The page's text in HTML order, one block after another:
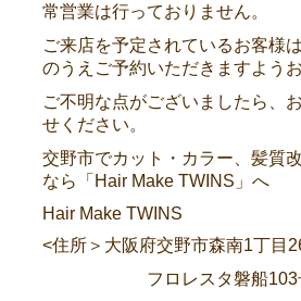
常営業は行っておりません。
ご来店を予定されているお客様
のうえご予約いただきますよう
ご不明な点がございましたら、
せください。
交野市でカット・カラー、髪質
なら「Hair Make TWINS」へ
Hair Make TWINS
<住所＞大阪府交野市森南1丁目
フロレスタ磐船103